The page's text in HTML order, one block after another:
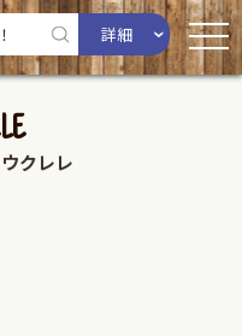
詳細
クレレ